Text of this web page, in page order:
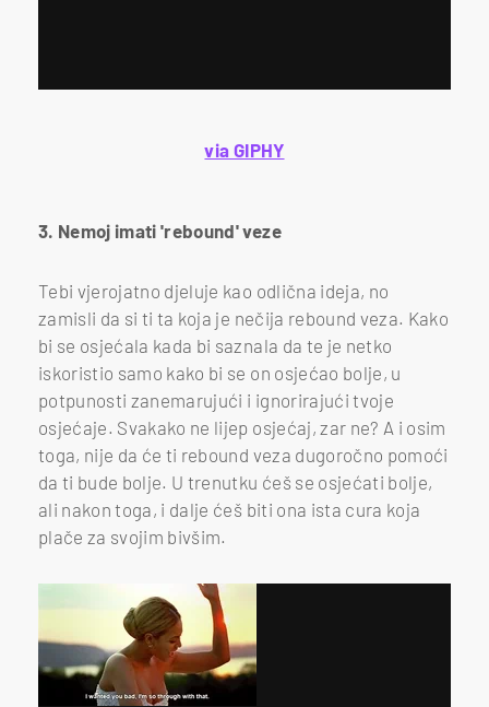
via GIPHY
3. Nemoj imati 'rebound' veze
Tebi vjerojatno djeluje kao odlična ideja, no
zamisli da si ti ta koja je nečija rebound veza. Kako
bi se osjećala kada bi saznala da te je netko
iskoristio samo kako bi se on osjećao bolje, u
potpunosti zanemarujući i ignorirajući tvoje
osjećaje. Svakako ne lijep osjećaj, zar ne? A i osim
toga, nije da će ti rebound veza dugoročno pomoći
da ti bude bolje. U trenutku ćeš se osjećati bolje,
ali nakon toga, i dalje ćeš biti ona ista cura koja
plače za svojim bivšim.